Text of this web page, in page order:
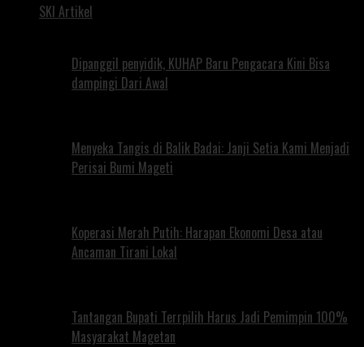
SKI Artikel
Dipanggil penyidik, KUHAP Baru Pengacara Kini Bisa
dampingi Dari Awal
Menyeka Tangis di Balik Badai: Janji Setia Kami Menjadi
Perisai Bumi Mageti
Koperasi Merah Putih: Harapan Ekonomi Desa atau
Ancaman Tirani Lokal
Tantangan Bupati Terrpilih Harus Jadi Pemimpin 100%
Masyarakat Magetan